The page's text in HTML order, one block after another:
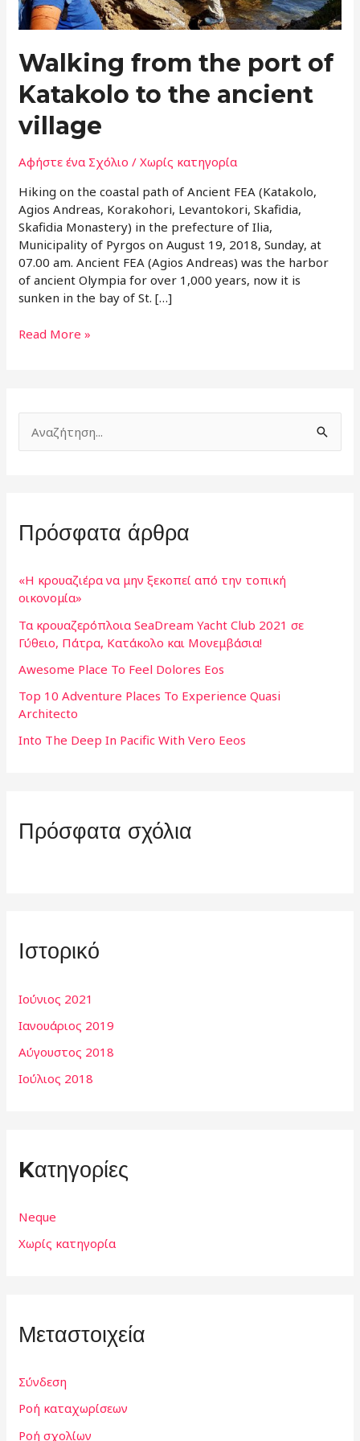
Walking from the port of
Katakolo to the ancient
village
Αφήστε ένα Σχόλιο /Χωρίς κατηγορία
Hiking on the coastal path of Ancient FEA (Katakolo,
Agios Andreas, Korakohori, Levantokori, Skafidia,
Skafidia Monastery) in the prefecture of Ilia,
Municipality of Pyrgos on August 19, 2018, Sunday, at
07.00 am. Ancient FEA (Agios Andreas) was the harbor
of ancient Olympia for over 1,000 years, now it is
sunken in the bay of St. […]
village
Read More »
ή
η
σ
η
γ
ι
α
Πρόσφατα άρθρα
«Η κρουαζιέρα να μην ξεκοπεί από την τοπική
οικονομία»
Τα κρουαζερόπλοια SeaDream Yacht Club 2021 σε
Γύθειο, Πάτρα, Κατάκολο και Μονεμβάσια!
Awesome Place To Feel Dolores Eos
Top 10 Adventure Places To Experience Quasi
Architecto
Into The Deep In Pacific With Vero Eeos
Πρόσφατα σχόλια
Ιστορικό
Ιούνιος 2021
Ιανουάριος 2019
Αύγουστος 2018
Ιούλιος 2018
Kατηγορίες
Neque
Χωρίς κατηγορία
Μεταστοιχεία
Σύνδεση
Ροή καταχωρίσεων
Ροή σχολίων